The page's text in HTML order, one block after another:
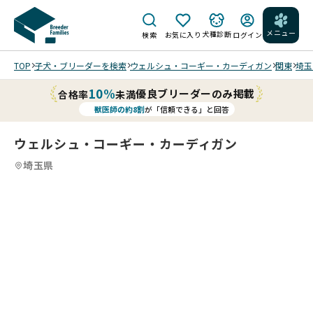
検索 お気に入り 犬種診断 ログイン メニュー
TOP 子犬・ブリーダーを検索 ウェルシュ・コーギー・カーディガン 関東 埼
合格率10%未満優良ブリーダーのみ掲載
獣医師の約8割が「信頼できる」と回答
ウェルシュ・コーギー・カーディガン
埼玉県